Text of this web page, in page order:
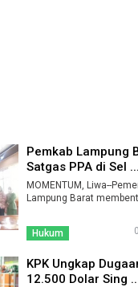
Pemkab Lampung
Satgas PPA di Sel ...
MOMENTUM, Liwa--
Lampung Barat
Hukum
KPK Ungkap
12.500 Dolar Sing